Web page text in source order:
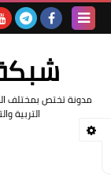
مدونة تختص بمختلف
التربية